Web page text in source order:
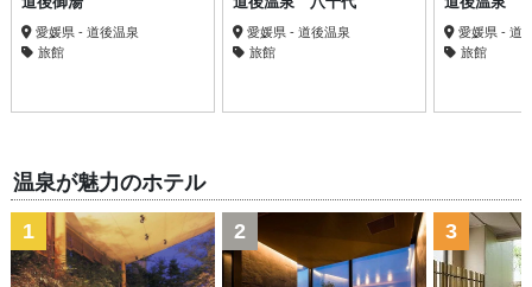
愛媛県 - 道後温泉
旅館
愛媛県 - 道後温泉
旅館
愛媛県 - 道
旅館
温泉が魅力のホテル
1 2 3